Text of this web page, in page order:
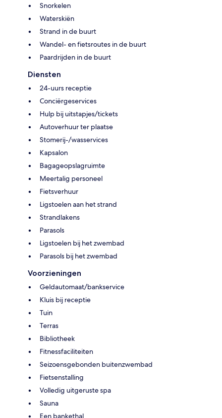
Snorkelen
Waterskiën
Strand in de buurt
Wandel- en fietsroutes in de buurt
Paardrijden in de buurt
Diensten
24-uurs receptie
Conciërgeservices
Hulp bij uitstapjes/tickets
Autoverhuur ter plaatse
Stomerij-/wasservices
Kapsalon
Bagageopslagruimte
Meertalig personeel
Fietsverhuur
Ligstoelen aan het strand
Strandlakens
Parasols
Ligstoelen bij het zwembad
Parasols bij het zwembad
Voorzieningen
Geldautomaat/bankservice
Kluis bij receptie
Tuin
Terras
Bibliotheek
Fitnessfaciliteiten
Seizoensgebonden buitenzwembad
Fietsenstalling
Volledig uitgeruste spa
Sauna
Een bankethal